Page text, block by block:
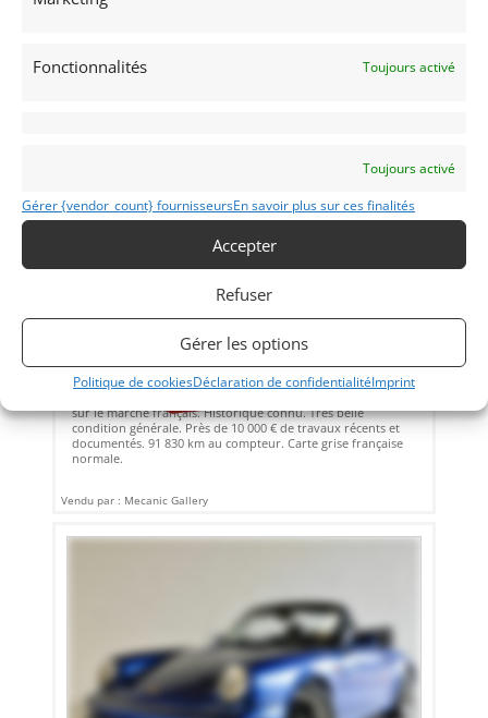
Fonctionnalités Toujours activé
Toujours activé
Gérer {vendor_count} fournisseursEn savoir plus sur ces finalités
Accepter
Refuser
Gérer les options
Politique de cookiesDéclaration de confidentialitéImprint
FORD SIERRA RS COSWORTH (1986)[VENDU]
13 avril 2022
1 056 vues
sur le marché français. Historique connu. Très belle
condition générale. Près de 10 000 € de travaux récents et
documentés. 91 830 km au compteur. Carte grise française
normale.
Vendu par : Mecanic Gallery